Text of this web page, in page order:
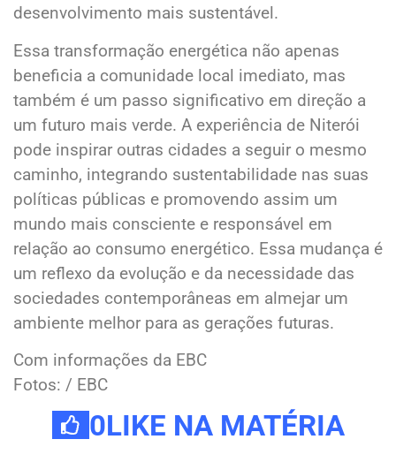
desenvolvimento mais sustentável.
Essa transformação energética não apenas
beneficia a comunidade local imediato, mas
também é um passo significativo em direção a
um futuro mais verde. A experiência de Niterói
pode inspirar outras cidades a seguir o mesmo
caminho, integrando sustentabilidade nas suas
políticas públicas e promovendo assim um
mundo mais consciente e responsável em
relação ao consumo energético. Essa mudança é
um reflexo da evolução e da necessidade das
sociedades contemporâneas em almejar um
ambiente melhor para as gerações futuras.
Com informações da EBC
Fotos: / EBC
0LIKE NA MATÉRIA